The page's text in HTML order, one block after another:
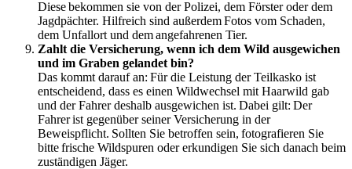
Diese bekommen sie von der Polizei, dem Förster oder dem
Jagdpächter. Hilfreich sind außerdem Fotos vom Schaden,
dem Unfallort und dem angefahrenen Tier.
Zahlt die Versicherung, wenn ich dem Wild ausgewichen
und im Graben gelandet bin?
Das kommt darauf an: Für die Leistung der Teilkasko ist
entscheidend, dass es einen Wildwechsel mit Haarwild gab
und der Fahrer deshalb ausgewichen ist. Dabei gilt: Der
Fahrer ist gegenüber seiner Versicherung in der
Beweispflicht. Sollten Sie betroffen sein, fotografieren Sie
bitte frische Wildspuren oder erkundigen Sie sich danach beim
zuständigen Jäger.